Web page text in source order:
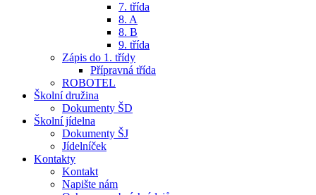
7. třída
8. A
8. B
9. třída
Zápis do 1. třídy
Přípravná třída
ROBOTEL
Školní družina
Dokumenty ŠD
Školní jídelna
Dokumenty ŠJ
Jídelníček
Kontakty
Kontakt
Napište nám